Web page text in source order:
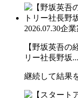
2026.07.30企
【野坂英吾
リー社長野坂...
継続して結果